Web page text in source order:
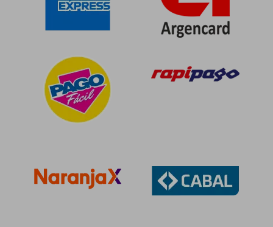
dcto. $ 61.221
50%
dcto.